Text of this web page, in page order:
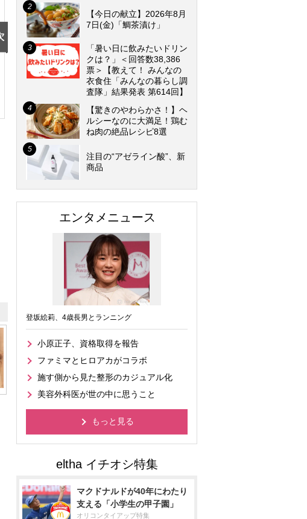
【今日の献立】2026年8月
7日(金)「鯛茶漬け」
「暑い日に飲みたいドリン
クは？」＜回答数38,386
票＞【教えて！ みんなの
衣食住「みんなの暮らし調
査隊」結果発表 第614回】
【驚きのやわらかさ！】ヘ
ルシーなのに大満足！鶏む
ね肉の絶品レシピ8選
注目の“アゼライン酸”、新
商品
エンタメニュース
登坂絵莉、4歳長男とランニング
小原正子、資格取得を報告
ファミマとヒロアカがコラボ
施す側から見た整形のカジュアル化
美容外科医が世の中に思うこと
もっと見る
マクドナルドが40年にわたり
支える「小学生の甲子園」
オリコンタイアップ特集